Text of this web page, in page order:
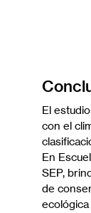
El
con el
En
SEP,
de